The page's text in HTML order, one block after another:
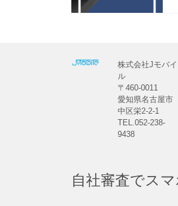
株式会社Jモバイ
ル
〒460-0011
愛知県名古屋市
中区栄2-2-1
TEL.052-238-
9438
自社審査でス